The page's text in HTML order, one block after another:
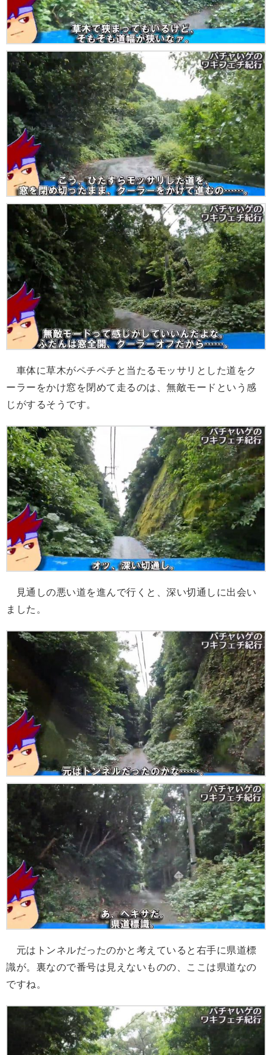
車体に草木がペチペチと当たるモッサリとした道をク
ーラーをかけ窓を閉めて走るのは、無敵モードという感
じがするそうです。
見通しの悪い道を進んで行くと、深い切通しに出会い
ました。
元はトンネルだったのかと考えていると右手に県道標
識が。裏なので番号は見えないものの、ここは県道なの
ですね。